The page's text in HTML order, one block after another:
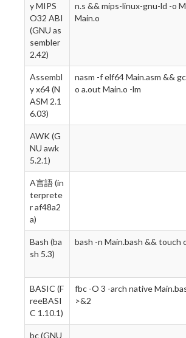
y MIPS
O32 ABI
(GNU as
sembler
2.42)
n.s && mips-linux-gnu-ld -o
Main.o
Assembl
y x64 (N
ASM 2.1
6.03)
nasm -f elf64 Main.asm &&
o a.out Main.o -lm
AWK (G
NU awk
5.2.1)
A言語 (in
terprete
r af48a2
a)
Bash (ba
sh 5.3)
bash -n Main.bash && touch
BASIC (F
reeBASI
C 1.10.1)
fbc -O 3 -arch native
>&2
bc (GNU